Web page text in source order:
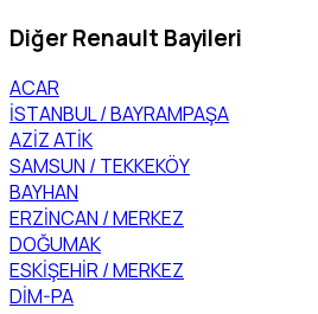
Diğer Renault Bayileri
ACAR
İSTANBUL / BAYRAMPAŞA
AZİZ ATİK
SAMSUN / TEKKEKÖY
BAYHAN
ERZİNCAN / MERKEZ
DOĞUMAK
ESKİŞEHİR / MERKEZ
DİM-PA